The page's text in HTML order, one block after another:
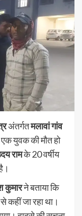
अंतर्गतमलावां गांव
युवक की मौत हो
रामके 20 वर्षीय
कुमारने बताया कि
जा रहा था।